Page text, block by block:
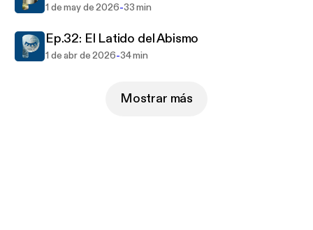
1 de may de 2026-33 min
Ep.32: El Latido del Abismo
1 de abr de 2026-34 min
Mostrar más